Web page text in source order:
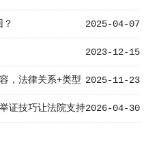
2025-04-07
2023-12-15
2025-11-23
，法律关系+类型
2026-04-30
证技巧让法院支持